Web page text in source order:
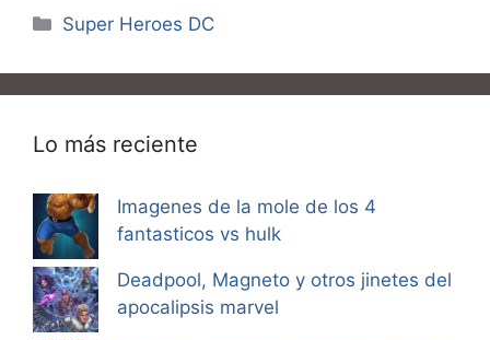
Categorías
Super Heroes DC
Lo más reciente
Imagenes de la mole de los 4
fantasticos vs hulk
Deadpool, Magneto y otros jinetes del
apocalipsis marvel